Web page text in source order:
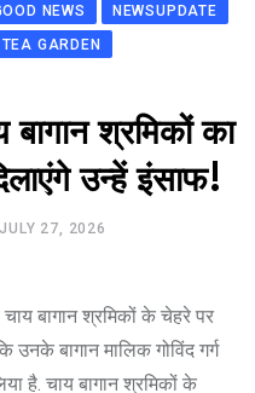
NEWS
NEWSUPDATE
TEA GARDEN
श्रमिकों का
उन्हें इंसाफ!
JULY 27, 2026
बागान श्रमिकों के चेहरे पर
बागान मालिक गोविंद गर्ग
है. चाय बागान श्रमिकों के